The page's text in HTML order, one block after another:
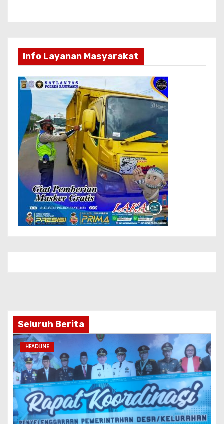
Info Layanan Masyarakat
Seluruh Berita
HEADLINE